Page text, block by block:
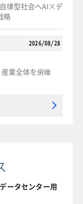
律型社会へAI×デ
略
2026/08/28
業全体を俯瞰
ータセンター用